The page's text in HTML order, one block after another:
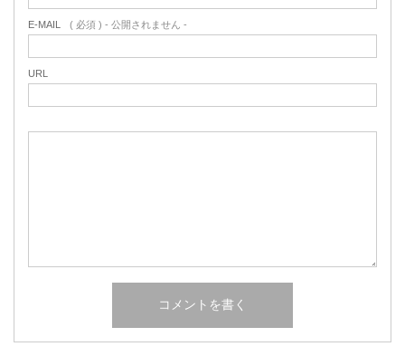
E-MAIL ( 必須 ) - 公開されません -
URL